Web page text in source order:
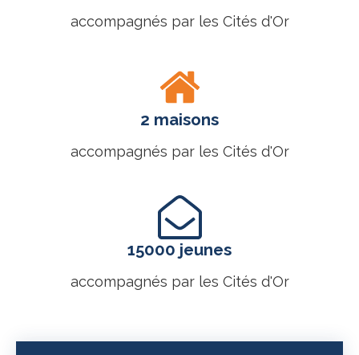
accompagnés par les Cités d'Or
2 maisons
accompagnés par les Cités d'Or
15000 jeunes
accompagnés par les Cités d'Or